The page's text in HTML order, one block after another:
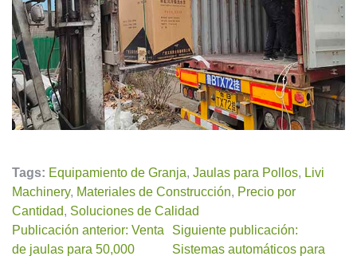
Tags: Equipamiento de Granja, Jaulas para Pollos, Livi
Machinery, Materiales de Construcción, Precio por
Cantidad, Soluciones de Calidad
Publicación anterior: Venta
de jaulas para 50,000
Siguiente publicación:
Sistemas automáticos para